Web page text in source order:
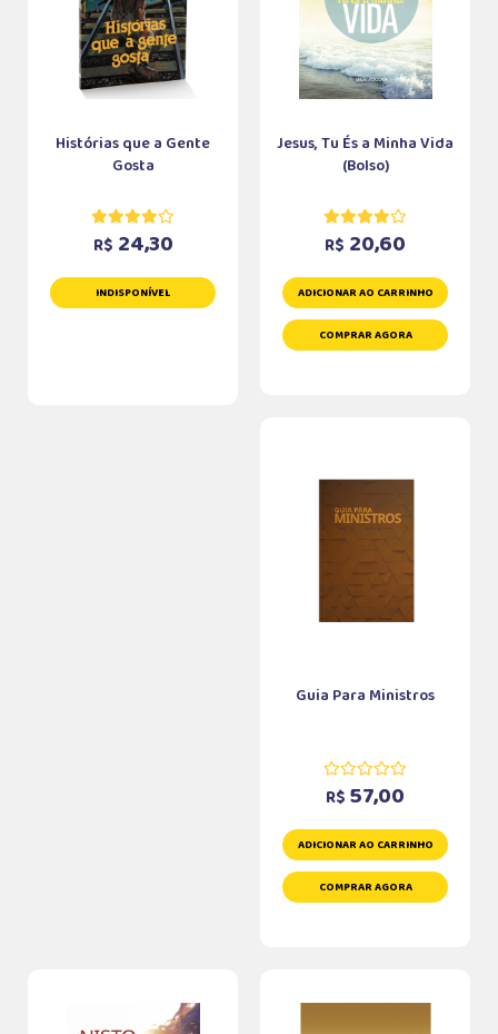
Histórias que a Gente
Gosta
R$ 24,30
INDISPONÍVEL
Jesus, Tu És a Minha Vida
(Bolso)
R$ 20,60
ADICIONAR AO CARRINHO
COMPRAR AGORA
Guia Para Ministros
R$ 57,00
ADICIONAR AO CARRINHO
COMPRAR AGORA